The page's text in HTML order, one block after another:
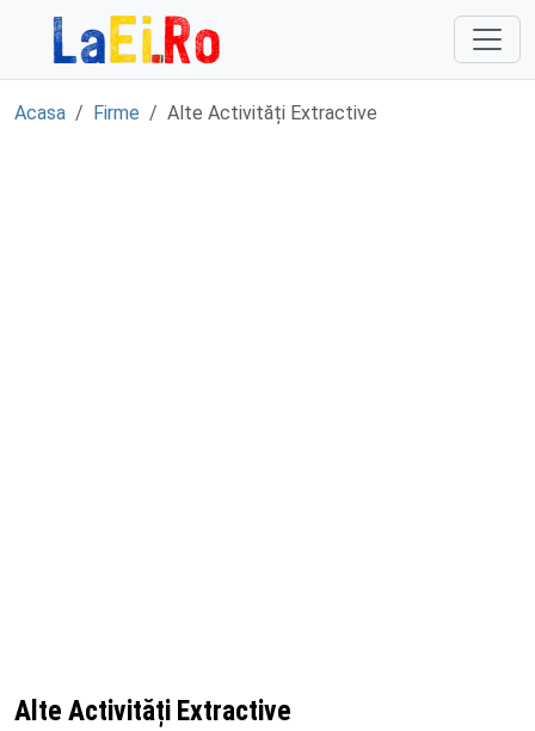
Sari la continut
Acasa Firme Alte Activități Extractive
Alte Activități Extractive